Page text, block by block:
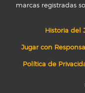
marcas registradas
Historia del
Jugar con
Política de